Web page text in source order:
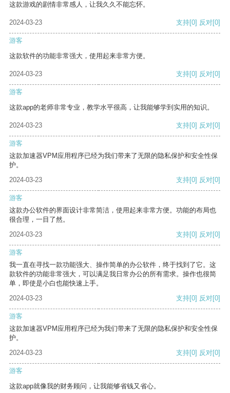
这款游戏的剧情非常感人，让我久久不能忘怀。
2024-03-23 支持[0] 反对[0]
游客
这款软件的功能非常强大，使用起来非常方便。
2024-03-23 支持[0] 反对[0]
游客
这款app的老师非常专业，教学水平很高，让我能够学到实用的知识。
2024-03-23 支持[0] 反对[0]
游客
这款加速器VPM应用程序已经为我们带来了无限的隐私保护和安全性保
护。
2024-03-23
支持[0] 反对[0]
游客
这款办公软件的界面设计非常简洁，使用起来非常方便。功能的布局也
很合理，一目了然。
2024-03-23
支持[0] 反对[0]
游客
我一直在寻找一款功能强大、操作简单的办公软件，终于找到了它。这
款软件的功能非常强大，可以满足我日常办公的所有需求。操作也很简
单，即使是小白也能快速上手。
2024-03-23
支持[0] 反对[0]
游客
这款加速器VPM应用程序已经为我们带来了无限的隐私保护和安全性保
护。
2024-03-23
支持[0] 反对[0]
游客
这款app就像我的财务顾问，让我能够省钱又省心。